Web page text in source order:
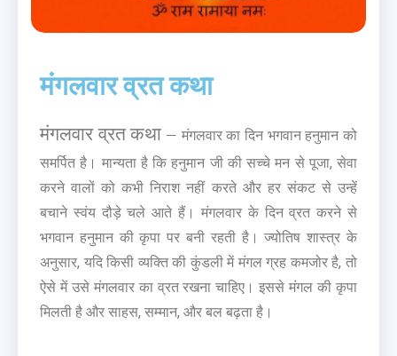
मंगलवार व्रत कथा
मंगलवार व्रत कथा – मंगलवार का दिन भगवान हनुमान को
समर्पित है। मान्यता है कि हनुमान जी की सच्चे मन से पूजा, सेवा
करने वालों को कभी निराश नहीं करते और हर संकट से उन्हें
बचाने स्वंय दौड़े चले आते हैं। मंगलवार के दिन व्रत करने से
भगवान हनुमान की कृपा पर बनी रहती है। ज्योतिष शास्त्र के
अनुसार, यदि किसी व्यक्ति की कुंडली में मंगल ग्रह कमजोर है, तो
ऐसे में उसे मंगलवार का व्रत रखना चाहिए। इससे मंगल की कृपा
मिलती है और साहस, सम्मान, और बल बढ़ता है।